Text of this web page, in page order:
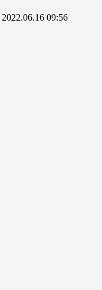
2022.06.16 09:56